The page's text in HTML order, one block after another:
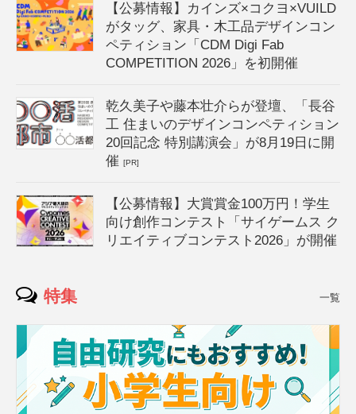
【公募情報】カインズ×コクヨ×VUILD
がタッグ、家具・木工品デザインコン
ペティション「CDM Digi Fab
COMPETITION 2026」を初開催
乾久美子や藤本壮介らが登壇、「長谷
工 住まいのデザインコンペティション
20回記念 特別講演会」が8月19日に開
催[PR]
【公募情報】大賞賞金100万円！学生
向け創作コンテスト「サイゲームス ク
リエイティブコンテスト2026」が開催
特集 一覧